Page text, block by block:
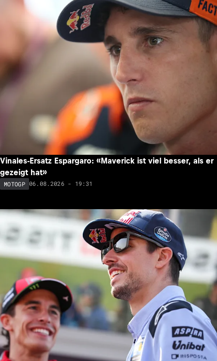
Vinales-Ersatz Espargaro: «Maverick ist viel besser, als er
gezeigt hat»
MOTOGP 06.08.2026 - 19:31